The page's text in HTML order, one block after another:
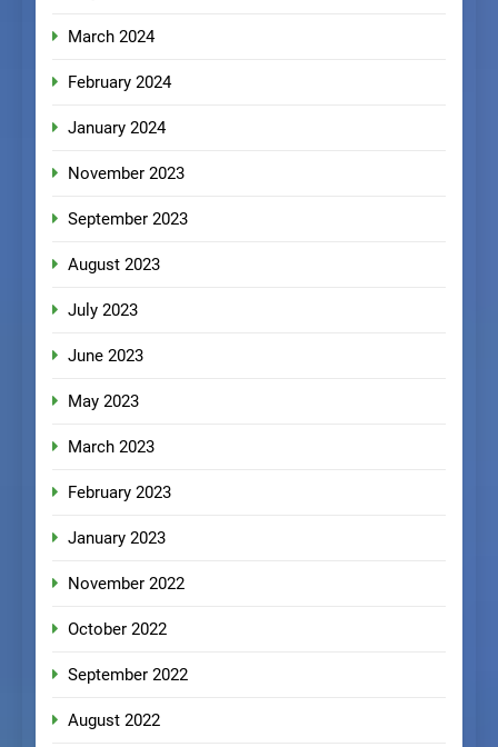
March 2024
February 2024
January 2024
November 2023
September 2023
August 2023
July 2023
June 2023
May 2023
March 2023
February 2023
January 2023
November 2022
October 2022
September 2022
August 2022